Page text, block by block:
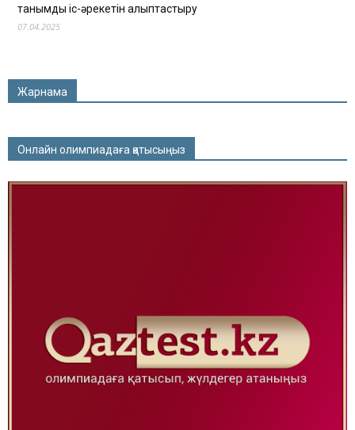
танымдық іс-әрекетін қалыптастыру
07.04.2025
Жарнама
Онлайн олимпиадаға қатысыңыз